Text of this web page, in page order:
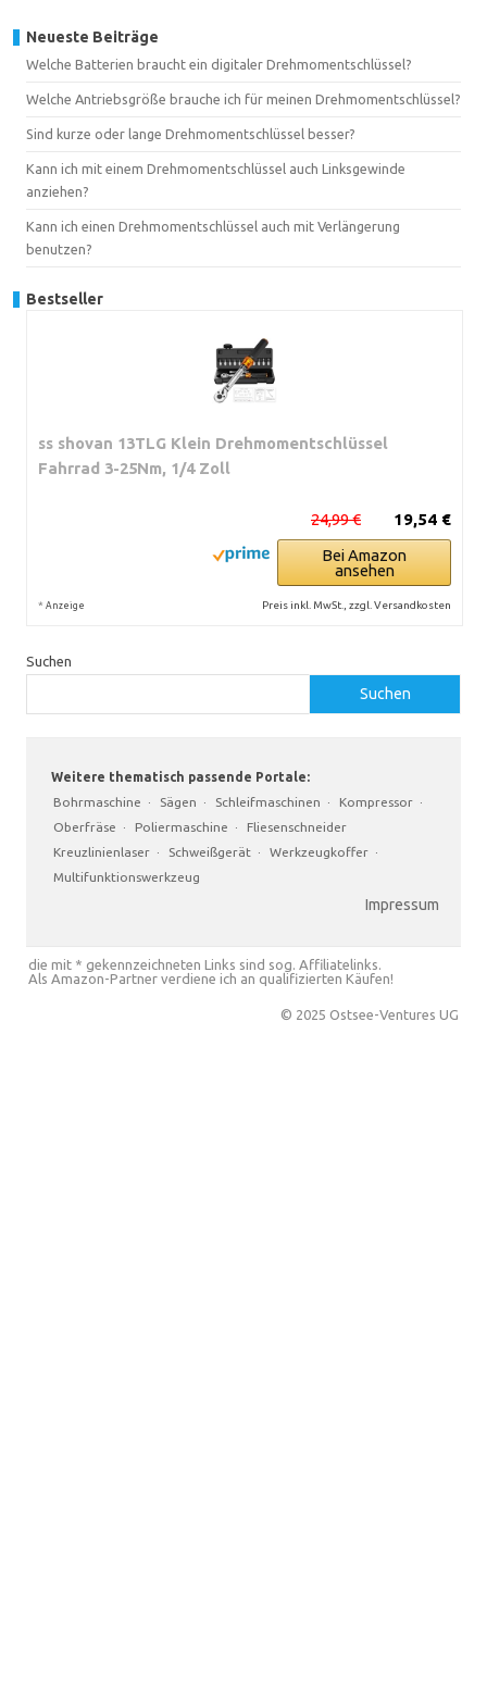
Neueste Beiträge
Welche Batterien braucht ein digitaler Drehmomentschlüssel?
Welche Antriebsgröße brauche ich für meinen Drehmomentschlüssel?
Sind kurze oder lange Drehmomentschlüssel besser?
Kann ich mit einem Drehmomentschlüssel auch Linksgewinde
anziehen?
Kann ich einen Drehmomentschlüssel auch mit Verlängerung
benutzen?
Bestseller
ss shovan 13TLG Klein Drehmomentschlüssel
Fahrrad 3-25Nm, 1/4 Zoll
19,54 €
24,99 €
Bei Amazon
ansehen
* Anzeige Preis inkl. MwSt., zzgl. Versandkosten
Suchen
Suchen
Weitere thematisch passende Portale:
Bohrmaschine · Sägen · Schleifmaschinen · Kompressor ·
Oberfräse · Poliermaschine ·
Fliesenschneider
Kreuzlinienlaser · Schweißgerät · Werkzeugkoffer ·
Multifunktionswerkzeug
Impressum
die mit * gekennzeichneten Links sind sog. Affiliatelinks.
Als Amazon-Partner verdiene ich an qualifizierten Käufen!
© 2025 Ostsee-Ventures UG